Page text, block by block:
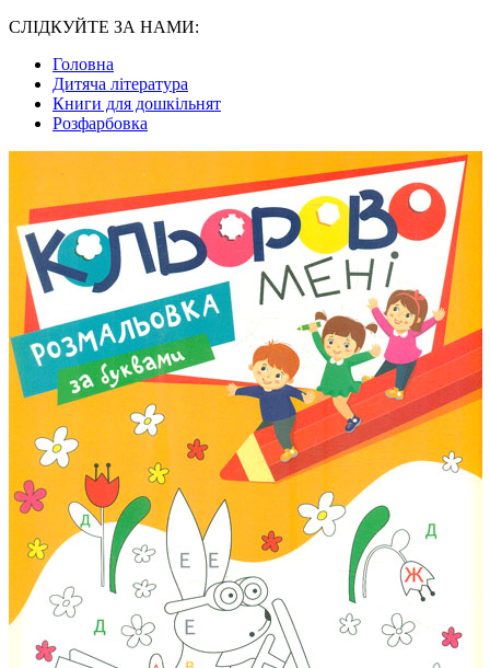
СЛІДКУЙТЕ ЗА НАМИ:
Головна
Дитяча література
Книги для дошкільнят
Розфарбовка